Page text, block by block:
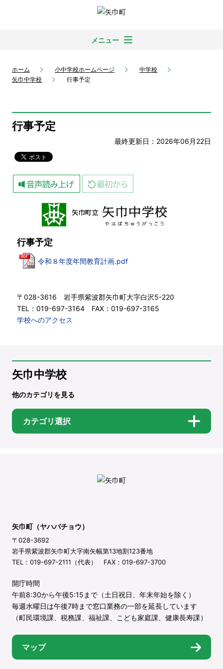
メニュー
ホーム 小中学校ホームページ
中学校
矢巾中学校
行事予定
行事予定
最終更新日：2026年06月22日
行事予定
令和８年度年間教育計画.pdf
〒028-3616 岩手県紫波郡矢巾町大字白沢5-220
TEL：019-697-3164 FAX：019-697-3165
学校へのアクセス
矢巾中学校
他のカテゴリを見る
カテゴリ選択
矢巾町（ヤハバチョウ）
〒028-3692
岩手県紫波郡矢巾町大字南矢幅第13地割123番地
TEL：019-697-2111（代表） FAX：019-697-3700
開庁時間
午前8:30から午後5:15まで（土日祝日、年末年始を除く）
毎週水曜日は午後7時まで窓口業務の一部を延長しています
（町民環境課、税務課、福祉課、こども家庭課、健康長寿課）
マップ